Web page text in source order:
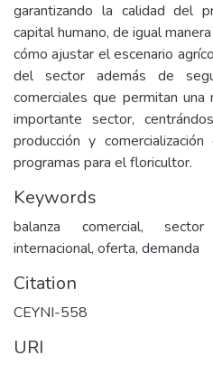
garantizando la calidad del
capital humano, de igual
cómo ajustar el escenario
del sector además de
comerciales que permitan
importante sector,
producción y
programas para el floricultor.
Keywords
balanza comercial,
internacional, oferta, demanda
Citation
CEYNI-558
URI